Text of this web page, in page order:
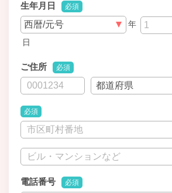
生年月日 必須
年
日
ご住所 必須
必須
電話番号 必須